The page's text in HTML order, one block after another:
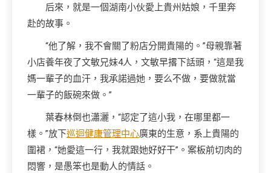
后來，就是一個湖南小伙愛上貴州姑娘，千里奔
赴的故事。
“他了解，我不會關了粉店分開貴陽的。”母親靠著
小店養年夜了文敏兄妹4人，文敏早撂下話頭，“這是我
媽一輩子的血汗，我承諾過她，要么不做，要做就當
一輩子的飯碗來做。”
葉春林倒也瀟灑，“認定了這小我，在哪里都一
樣。”放下巡迴健康管理中心廣東的生意，系上貴陽的
圍裙，“她愛這一行，我就跟她好好干”。案板前切肉的
悶響，是愚笨也是動人的情話。